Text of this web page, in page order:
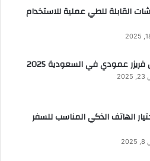
القابلة للطي عملية للاستخدام
الهاتف الذكي المناسب للسفر